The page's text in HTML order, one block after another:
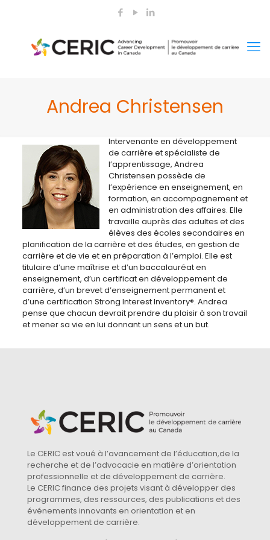
Andrea Christensen
Intervenante en développement
de carrière et spécialiste de
l’apprentissage, Andrea
Christensen possède de
l’expérience en enseignement, en
formation, en accompagnement et
en administration des affaires. Elle
travaille auprès des adultes et des
élèves des écoles secondaires en
planification de la carrière et des études, en gestion de
carrière et de vie et en préparation à l’emploi. Elle est
titulaire d’une maîtrise et d’un baccalauréat en
enseignement, d’un certificat en développement de
carrière, d’un brevet d’enseignement permanent et
d’une certification Strong Interest Inventory®. Andrea
pense que chacun devrait prendre du plaisir à son travail
et mener sa vie en lui donnant un sens et un but.
Le CERIC est voué à l’avancement de l’éducation,de la
recherche et de l’advocacie en matière d’orientation
professionnelle et de développement de carrière.
Le CERIC finance des projets visant à développer des
programmes, des ressources, des publications et des
événements innovants en orientation et en
développement de carrière.